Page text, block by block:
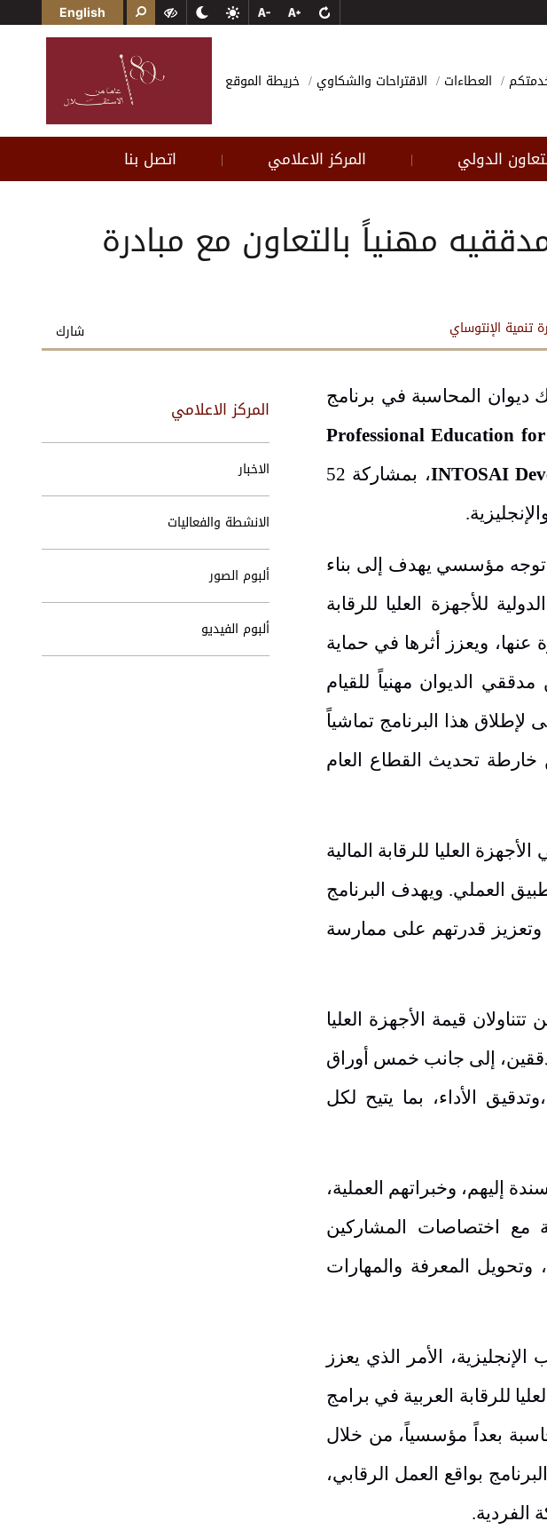
English
العطاءات الاقتراحات والشكاوي خريطة الموقع
الدولي | المركز الاعلامي | اتصل بنا
مهنياً بالتعاون مع مبادرة
تنمية الإنتوساي شارك
ديوان المحاسبة في برنامج
Professional Education
INTOSAI، بمشاركة 52
.
توجه مؤسسي يهدف إلى بناء
للأجهزة العليا للرقابة
عنها، ويعزز أثرها في حماية
الديوان مهنياً للقيام
لإطلاق هذا البرنامج تماشياً
خارطة تحديث القطاع العام
العليا للرقابة المالية
العملي. ويهدف البرنامج
وتعزيز قدرتهم على ممارسة
قيمة الأجهزة العليا
إلى جانب خمس أوراق
الأداء، بما يتيح لكل
إليهم، وخبراتهم العملية،
مع اختصاصات المشاركين
المعرفة والمهارات
الأمر الذي يعزز
للرقابة العربية في برامج
بعداً مؤسسياً، من خلال
بواقع العمل الرقابي،
الفردية.
المركز الاعلامي
الاخبار
الانشطة والفعاليات
ألبوم الصور
ألبوم الفيديو